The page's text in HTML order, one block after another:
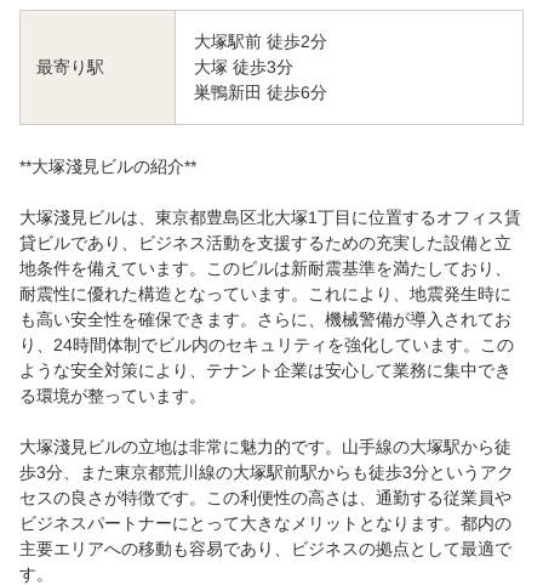
最寄り駅
大塚駅前 徒歩2分
大塚 徒歩3分
巣鴨新田 徒歩6分
**大塚淺見ビルの紹介**
大塚淺見ビルは、東京都豊島区北大塚1丁目に位置するオフィス賃
貸ビルであり、ビジネス活動を支援するための充実した設備と立
地条件を備えています。このビルは新耐震基準を満たしており、
耐震性に優れた構造となっています。これにより、地震発生時に
も高い安全性を確保できます。さらに、機械警備が導入されてお
り、24時間体制でビル内のセキュリティを強化しています。この
ような安全対策により、テナント企業は安心して業務に集中でき
る環境が整っています。
大塚淺見ビルの立地は非常に魅力的です。山手線の大塚駅から徒
歩3分、また東京都荒川線の大塚駅前駅からも徒歩3分というアク
セスの良さが特徴です。この利便性の高さは、通勤する従業員や
ビジネスパートナーにとって大きなメリットとなります。都内の
主要エリアへの移動も容易であり、ビジネスの拠点として最適で
す。